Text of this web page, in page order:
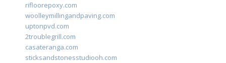
rifloorepoxy.com
woolleymillingandpaving.com
uptonpvd.com
2troublegrill.com
casateranga.com
sticksandstonesstudiooh.com